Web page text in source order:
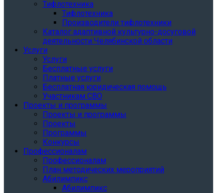
Тифлотехника
Тифлотехника
Производители тифлотехники
Каталог адаптивной культурно-досуговой
деятельности Челябинской области
Услуги
Услуги
Бесплатные услуги
Платные услуги
Бесплатная юридическая помощь
Участникам СВО
Проекты и программы
Проекты и программы
Проекты
Программы
Конкурсы
Профессионалам
Профессионалам
План методических мероприятий
Абилимпикс
Абилимпикс